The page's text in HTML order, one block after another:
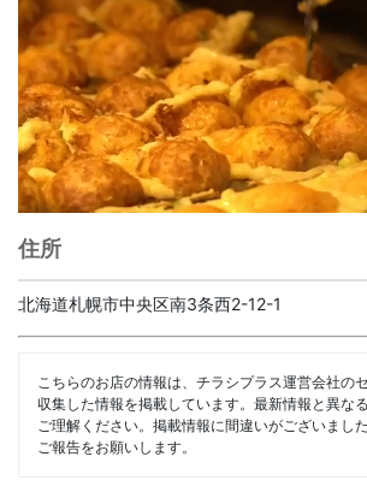
住所
北海道札幌市中央区南3条西2-12-1
こちらのお店の情報は、チラシプラス運営会社の
収集した情報を掲載しています。最新情報と異な
ご理解ください。掲載情報に間違いがございまし
ご報告をお願いします。